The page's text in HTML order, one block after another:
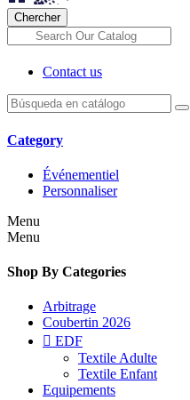
Chercher
Contact us
Category
Événementiel
Personnaliser
Menu
Menu
Shop By Categories
Arbitrage
Coubertin 2026
 EDF
Textile Adulte
Textile Enfant
Equipements